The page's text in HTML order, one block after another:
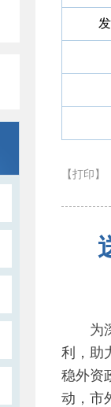
【打印】
为深
利，助
稳外资
动，市